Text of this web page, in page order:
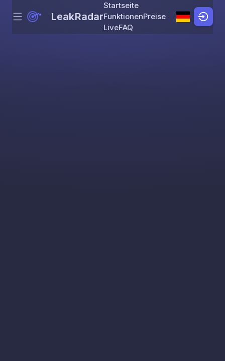
Skip to content
Menu LeakRadar
Startseite
FunktionenPreise
LiveFAQ